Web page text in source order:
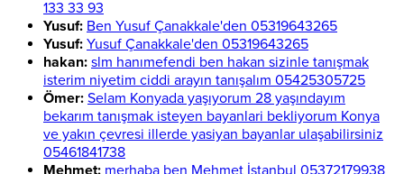
133 33 93
Yusuf: Ben Yusuf Çanakkale'den 05319643265
Yusuf: Yusuf Çanakkale'den 05319643265
hakan: slm hanımefendi ben hakan sizinle tanışmak
isterim niyetim ciddi arayın tanışalım 05425305725
Ömer: Selam Konyada yaşıyorum 28 yaşındayım
bekarım tanışmak isteyen bayanlari bekliyorum Konya
ve yakın çevresi illerde yasiyan bayanlar ulaşabilirsiniz
05461841738
Mehmet: merhaba ben Mehmet İstanbul 05372179938